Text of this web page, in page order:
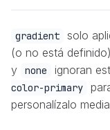
gradient solo
(o no está
y none ignoran
color-primary
personalízalo